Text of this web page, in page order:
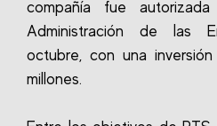
compañía fue
Administración de las
octubre, con una
millones.